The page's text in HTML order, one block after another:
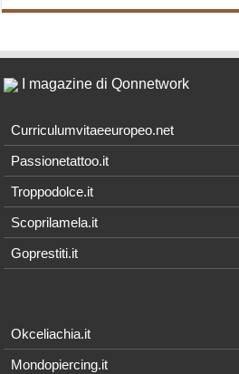
I magazine di Qonnetwork
Curriculumvitaeeuropeo.net
Passionetattoo.it
Troppodolce.it
Scoprilamela.it
Goprestiti.it
Okceliachia.it
Mondopiercing.it